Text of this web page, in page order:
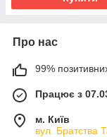
Про нас
99%
Працює з
м. Київ
вул. Братства